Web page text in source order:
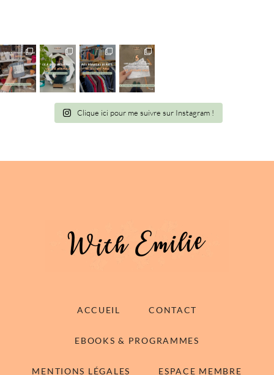
Clique ici pour me suivre sur Instagram !
ACCUEIL CONTACT
EBOOKS & PROGRAMMES
MENTIONS LÉGALES ESPACE MEMBRE